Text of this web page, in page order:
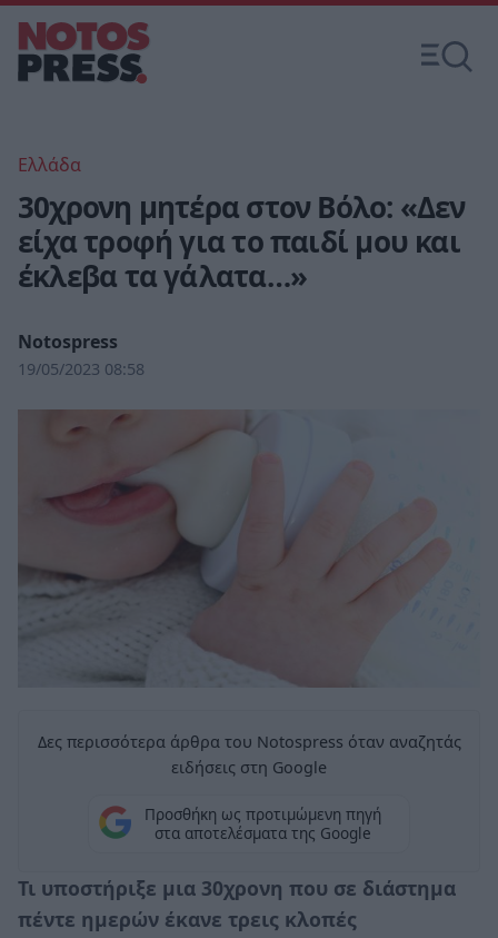
Ελλάδα
30χρονη μητέρα στον Βόλο: «Δεν
είχα τροφή για το παιδί μου και
έκλεβα τα γάλατα…»
Notospress
19/05/2023 08:58
Δες περισσότερα άρθρα του Notospress όταν αναζητάς
ειδήσεις στη Google
Προσθήκη ως προτιμώμενη πηγή
στα αποτελέσματα της Google
Τι υποστήριξε μια 30χρονη που σε διάστημα
πέντε ημερών έκανε τρεις κλοπές